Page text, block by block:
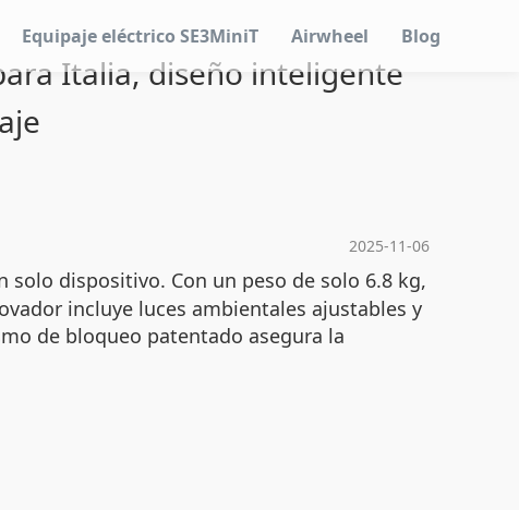
Equipaje eléctrico SE3MiniT Airwheel Blog
Italia, diseño inteligente
2025-11-06
dispositivo. Con un peso de solo 6.8 kg,
incluye luces ambientales ajustables y
de bloqueo patentado asegura la